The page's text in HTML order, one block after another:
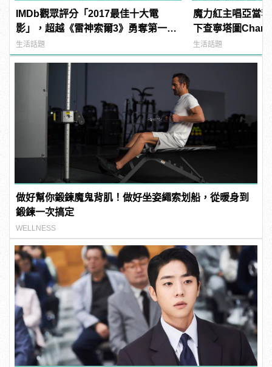
IMDb觀眾評分「2017最佳十大電
影」，超越《雷神索爾3》勇奪第一名
的是？
生活話題
魔力紅主唱亞當
下查寧塔圖
《PEOPLE》時
男人！
生活話題
做好幫你鍛鍊魔鬼背肌！做好坐姿繩索划船，從暖身到
鍛鍊一次搞定
WELLNESS